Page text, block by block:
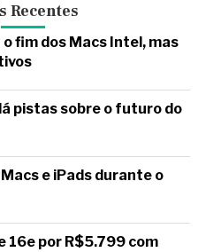
Recentes
fim dos Macs Intel, mas
pistas sobre o futuro do
e iPads durante o
16e por R$5.799 com